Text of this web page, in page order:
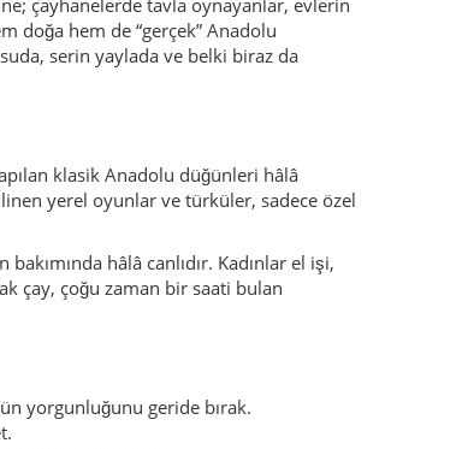
yorgunluğunu geride bırak.
yap.
sağlar.
işaretidir. Böyle durumlarda nazikçe
ve İngilizce bilen kişi sayısı sınırlı